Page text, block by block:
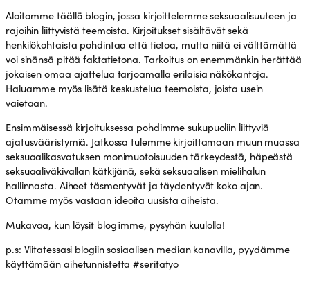
Aloitamme täällä blogin, jossa kirjoittelemme seksuaalisuuteen ja
rajoihin liittyvistä teemoista. Kirjoitukset sisältävät sekä
henkilökohtaista pohdintaa että tietoa, mutta niitä ei välttämättä
voi sinänsä pitää faktatietona. Tarkoitus on enemmänkin herättää
jokaisen omaa ajattelua tarjoamalla erilaisia näkökantoja.
Haluamme myös lisätä keskustelua teemoista, joista usein
vaietaan.
Ensimmäisessä kirjoituksessa pohdimme sukupuoliin liittyviä
ajatusvääristymiä. Jatkossa tulemme kirjoittamaan muun muassa
seksuaalikasvatuksen monimuotoisuuden tärkeydestä, häpeästä
seksuaaliväkivallan kätkijänä, sekä seksuaalisen mielihalun
hallinnasta. Aiheet täsmentyvät ja täydentyvät koko ajan.
Otamme myös vastaan ideoita uusista aiheista.
Mukavaa, kun löysit blogiimme, pysyhän kuulolla!
p.s: Viitatessasi blogiin sosiaalisen median kanavilla, pyydämme
käyttämään aihetunnistetta #seritatyo